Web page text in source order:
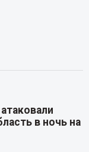
в ночь на